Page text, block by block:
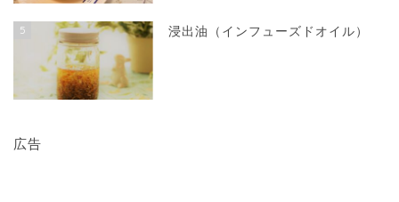
5 浸出油（インフューズドオイル）
広告